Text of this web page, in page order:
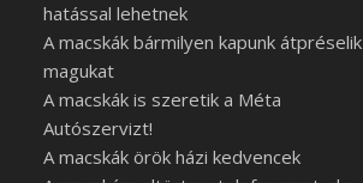
hatással lehetnek
A macskák bármilyen kapunk átpréselik
magukat
A macskák is szeretik a Méta
Autószervizt!
A macskák örök házi kedvencek